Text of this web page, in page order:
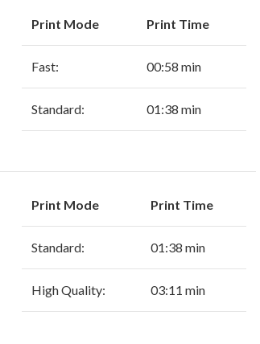
Print Mode Print Time
Fast: 00:58 min
Standard: 01:38 min
Print Mode Print Time
Standard: 01:38 min
High Quality: 03:11 min